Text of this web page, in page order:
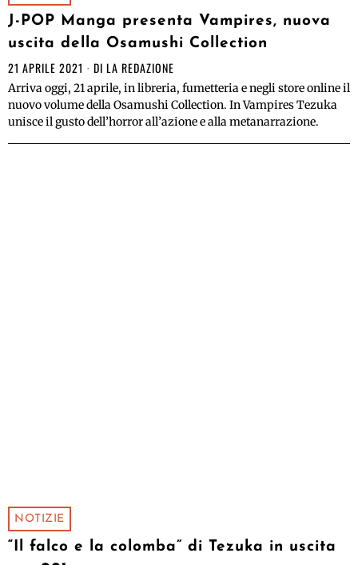
J-POP Manga presenta Vampires, nuova
uscita della Osamushi Collection
21 APRILE 2021 DI LA REDAZIONE
Arriva oggi, 21 aprile, in libreria, fumetteria e negli store online il
nuovo volume della Osamushi Collection. In Vampires Tezuka
unisce il gusto dell’horror all’azione e alla metanarrazione.
NOTIZIE
“Il falco e la colomba” di Tezuka in uscita